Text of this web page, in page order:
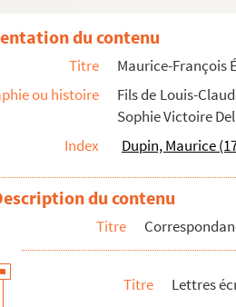
Dupin à la citoyenne Dupin
de Maurice Dupin à sa mère
de Maurice Dupin à sa mère
de Maurice Dupin à sa mère
de Maurice Dupin à sa mère
de Maurice Dupin à sa mère
de Maurice Dupin à sa mère
de Maurice Dupin à sa mère
de Maurice Dupin à sa mère
à sa femme
à René de Villeneuve
du contenu
Titre
Maurice-François
ou histoire
Fils de Louis-
Sophie Victoire
Index
Dupin, Maurice
du contenu
Titre
Titre
Lettres